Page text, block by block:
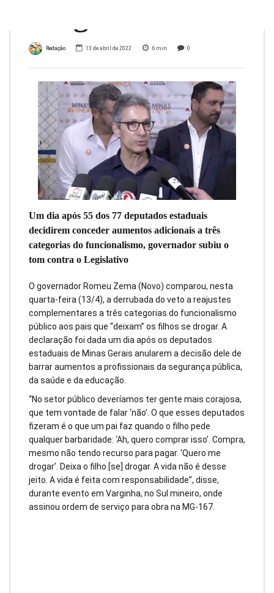
Redação 13 de abril de 2022 6 min 0
Um dia após 55 dos 77 deputados estaduais
decidirem conceder aumentos adicionais a três
categorias do funcionalismo, governador subiu o
tom contra o Legislativo
O governador Romeu Zema (Novo) comparou, nesta
quarta-feira (13/4), a derrubada do veto a reajustes
complementares a três categorias do funcionalismo
público aos pais que “deixam” os filhos se drogar. A
declaração foi dada um dia após os deputados
estaduais de Minas Gerais anularem a decisão dele de
barrar aumentos a profissionais da segurança pública,
da saúde e da educação.
“No setor público deveríamos ter gente mais corajosa,
que tem vontade de falar ‘não’. O que esses deputados
fizeram é o que um pai faz quando o filho pede
qualquer barbaridade: ‘Ah, quero comprar isso’. Compra,
mesmo não tendo recurso para pagar. ‘Quero me
drogar’. Deixa o filho [se] drogar. A vida não é desse
jeito. A vida é feita com responsabilidade”, disse,
durante evento em Varginha, no Sul mineiro, onde
assinou ordem de serviço para obra na MG-167.